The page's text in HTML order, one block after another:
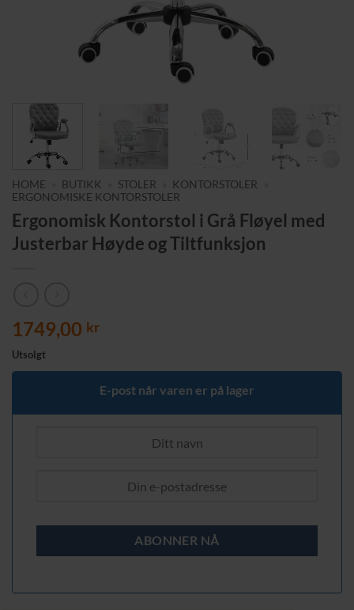
HOME BUTIKK STOLER KONTORSTOLER
ERGONOMISKE KONTORSTOLER
Ergonomisk Kontorstol i Grå Fløyel med
Justerbar Høyde og Tiltfunksjon
1749,00 kr
Utsolgt
E-post når varen er på lager